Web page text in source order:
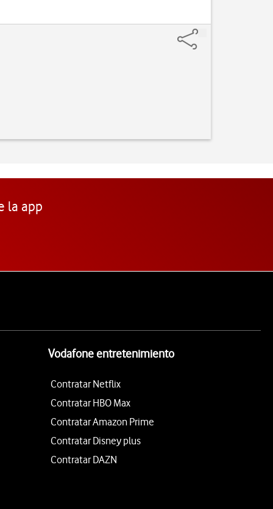
la app
Vodafone entretenimiento
Contratar Netflix
Contratar HBO Max
Contratar Amazon Prime
Contratar Disney plus
Contratar DAZN